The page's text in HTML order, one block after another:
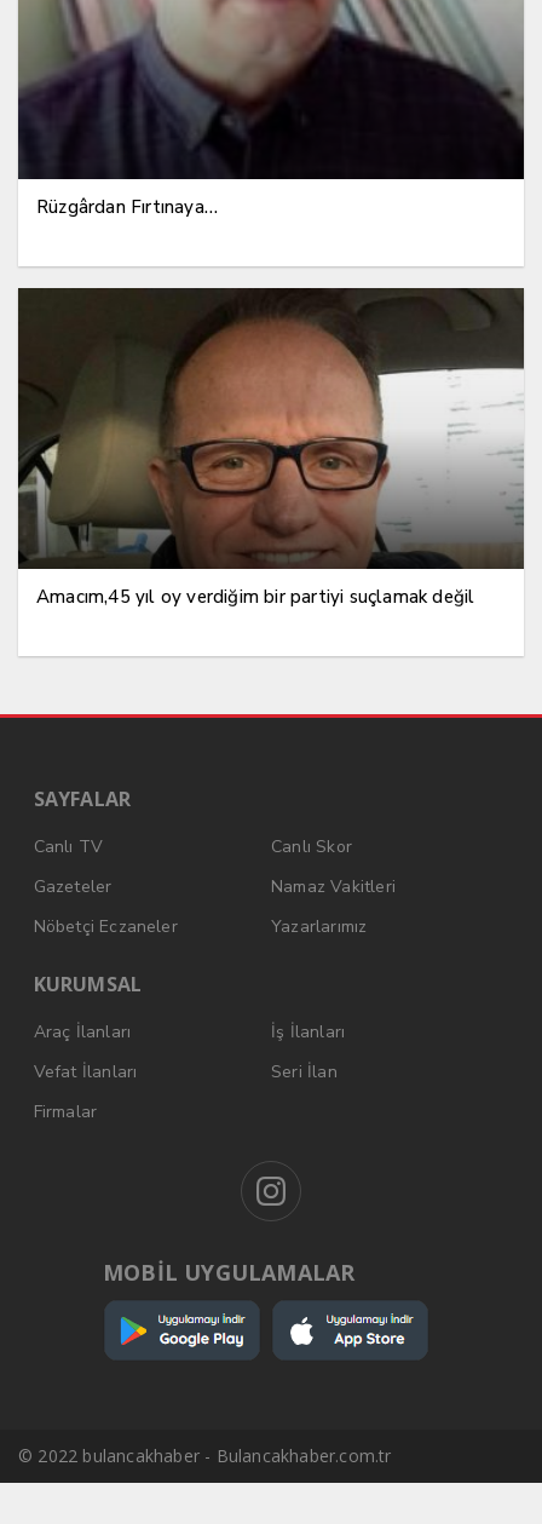
Rüzgârdan Fırtınaya…
Amacım,45 yıl oy verdiğim bir partiyi suçlamak değil
SAYFALAR
Canlı TV
Canlı Skor
Gazeteler
Namaz Vakitleri
Nöbetçi Eczaneler
Yazarlarımız
KURUMSAL
Araç İlanları
İş İlanları
Vefat İlanları
Seri İlan
Firmalar
MOBİL UYGULAMALAR
© 2022 bulancakhaber - Bulancakhaber.com.tr